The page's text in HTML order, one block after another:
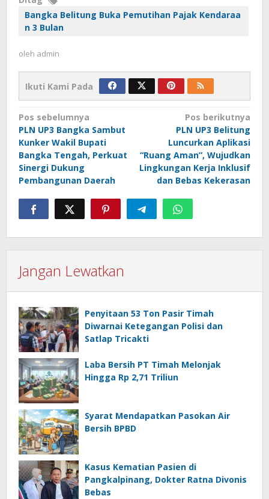
Bangka Belitung Buka Pemutihan Pajak Kendaraa
n 3 Bulan
oleh admin
Ikuti Kami Pada
Navigasi
pos
Pos sebelumnya
PLN UP3 Bangka Sambut
Kunker Wakil Bupati
Bangka Tengah, Perkuat
Sinergi Dukung
Pembangunan Daerah
Pos berikutnya
PLN UP3 Belitung
Luncurkan Aplikasi
“Ruang Aman”, Wujudkan
Lingkungan Kerja Inklusif
dan Bebas Kekerasan
Jangan Lewatkan
Penyitaan 53 Ton Pasir Timah
Diwarnai Ketegangan Polisi dan
Satlap Tricakti
Laba Bersih PT Timah Melonjak
Hingga Rp 2,71 Triliun
Syarat Mendapatkan Pasokan Air
Bersih BPBD
Kasus Kematian Pasien di
Pangkalpinang, Dokter Ratna Divonis
Bebas